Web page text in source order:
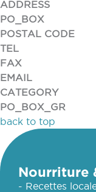
ADDRESS
PO_BOX
POSTAL CODE
TEL
FAX
EMAIL
CATEGORY
PO_BOX_GR
back to top
Nourriture
- Recettes